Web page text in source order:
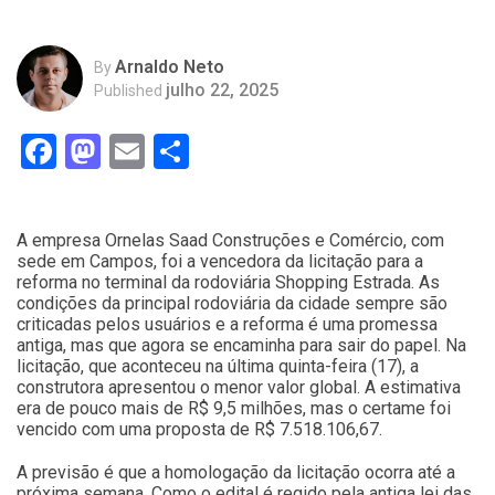
ByArnaldo Neto
Published julho 22, 2025
Facebook
Mastodon
Email
A empresa Ornelas Saad Construções e Comércio, com
sede em Campos, foi a vencedora da licitação para a
reforma no terminal da rodoviária Shopping Estrada. As
condições da principal rodoviária da cidade sempre são
criticadas pelos usuários e a reforma é uma promessa
antiga, mas que agora se encaminha para sair do papel. Na
licitação, que aconteceu na última quinta-feira (17), a
construtora apresentou o menor valor global. A estimativa
era de pouco mais de R$ 9,5 milhões, mas o certame foi
vencido com uma proposta de R$ 7.518.106,67.
A previsão é que a homologação da licitação ocorra até a